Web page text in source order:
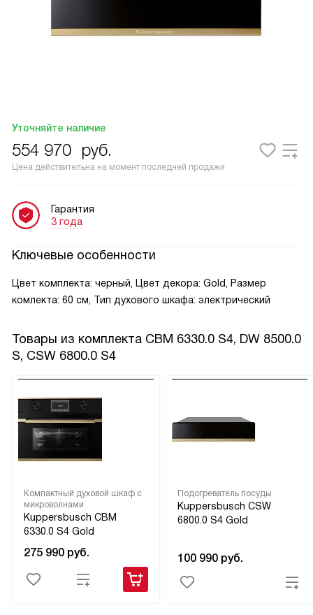
Уточняйте наличие
554 970 руб.
Цена действительна на момент последней продажи
Гарантия
3 года
Ключевые особенности
Цвет комплекта: черный, Цвет декора: Gold, Размер
комлекта: 60 см, Тип духового шкафа: электрический
Товары из комплекта CBM 6330.0 S4, DW 8500.0
S, CSW 6800.0 S4
Компактный духовой шкаф с
микроволнами
Kuppersbusch CBM
6330.0 S4 Gold
275 990 руб.
Подогреватель посуды
Kuppersbusch CSW
6800.0 S4 Gold
100 990 руб.